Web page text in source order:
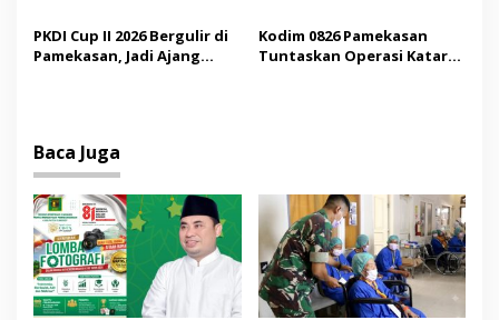
Demokrasi bagi Siswa
Saudi
PKDI Cup II 2026 Bergulir di
Pamekasan, Jadi Ajang
Kodim 0826 Pamekasan
Tuntaskan Operasi Katarak
Baca Juga